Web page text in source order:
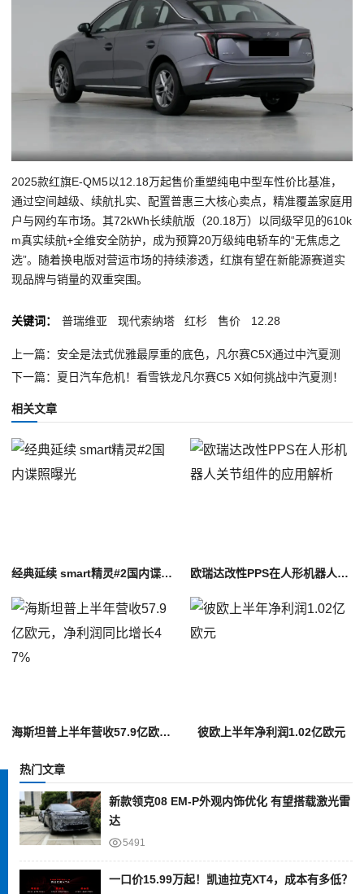
2025款红旗E-QM5以12.18万起售价重塑纯电中型车性价比基准，
通过空间越级、续航扎实、配置普惠三大核心卖点，精准覆盖家庭用
户与网约车市场。其72kWh长续航版（20.18万）以同级罕见的610k
m真实续航+全维安全防护，成为预算20万级纯电轿车的“无焦虑之
选”。随着换电版对营运市场的持续渗透，红旗有望在新能源赛道实
现品牌与销量的双重突围。
关键词： 普瑞维亚 现代索纳塔 红杉 售价 12.28
上一篇：安全是法式优雅最厚重的底色，凡尔赛C5X通过中汽夏测
下一篇：夏日汽车危机！看雪铁龙凡尔赛C5 X如何挑战中汽夏测！
相关文章
经典延续 smart精灵#2国内谍照曝光 欧瑞达改性PPS在人形机器人关节组件的应用解析
海斯坦普上半年营收57.9亿欧元，净利润同比增长47% 彼欧上半年净利润1.02亿欧元
热门文章
新款领克08 EM-P外观内饰优化 有望搭载激光雷
达
5491
一口价15.99万起！凯迪拉克XT4，成本有多低？